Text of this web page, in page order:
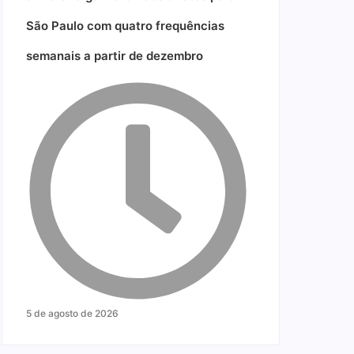
São Paulo com quatro frequências
semanais a partir de dezembro
5 de agosto de 2026